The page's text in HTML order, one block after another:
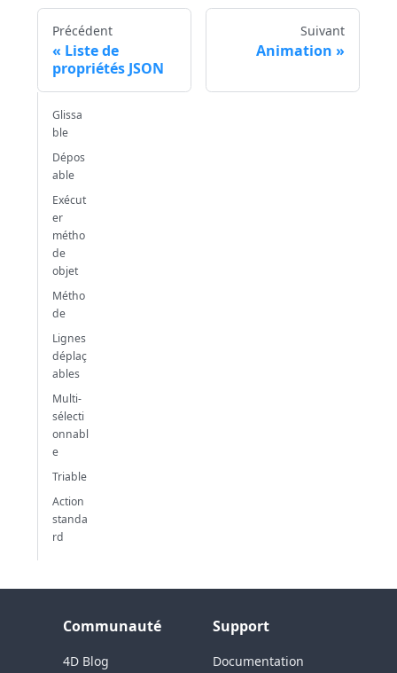
Précédent
Liste de
propriétés JSON
Suivant
Animation
Glissa
ble
Dépos
able
Exécut
er
métho
de
objet
Métho
de
Lignes
déplaç
ables
Multi-
sélecti
onnabl
e
Triable
Action
standa
rd
Communauté
4D Blog
Support
Documentation